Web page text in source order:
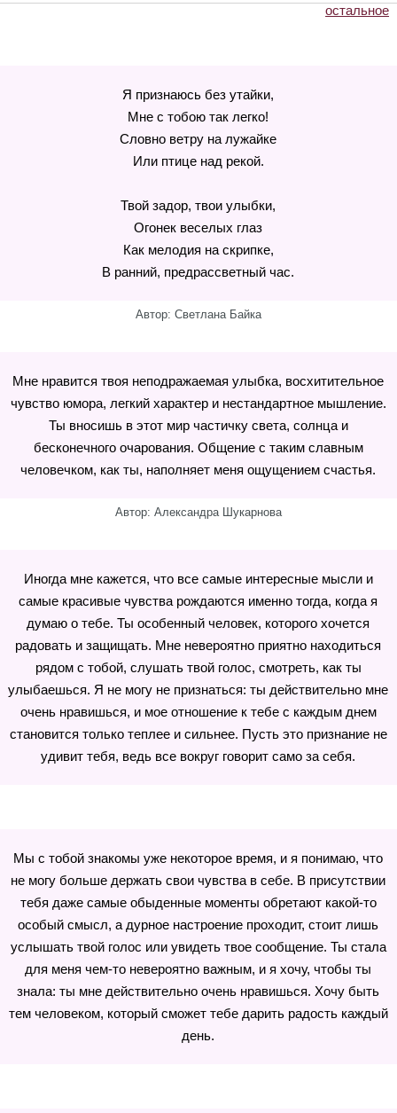
остальное
Я признаюсь без утайки,
Мне с тобою так легко!
Словно ветру на лужайке
Или птице над рекой.
Твой задор, твои улыбки,
Огонек веселых глаз
Как мелодия на скрипке,
В ранний, предрассветный час.
Автор: Светлана Байка
Мне нравится твоя неподражаемая улыбка, восхитительное
чувство юмора, легкий характер и нестандартное мышление.
Ты вносишь в этот мир частичку света, солнца и
бесконечного очарования. Общение с таким славным
человечком, как ты, наполняет меня ощущением счастья.
Автор: Александра Шукарнова
Иногда мне кажется, что все самые интересные мысли и
самые красивые чувства рождаются именно тогда, когда я
думаю о тебе. Ты особенный человек, которого хочется
радовать и защищать. Мне невероятно приятно находиться
рядом с тобой, слушать твой голос, смотреть, как ты
улыбаешься. Я не могу не признаться: ты действительно мне
очень нравишься, и мое отношение к тебе с каждым днем
становится только теплее и сильнее. Пусть это признание не
удивит тебя, ведь все вокруг говорит само за себя.
Мы с тобой знакомы уже некоторое время, и я понимаю, что
не могу больше держать свои чувства в себе. В присутствии
тебя даже самые обыденные моменты обретают какой-то
особый смысл, а дурное настроение проходит, стоит лишь
услышать твой голос или увидеть твое сообщение. Ты стала
для меня чем-то невероятно важным, и я хочу, чтобы ты
знала: ты мне действительно очень нравишься. Хочу быть
тем человеком, который сможет тебе дарить радость каждый
день.